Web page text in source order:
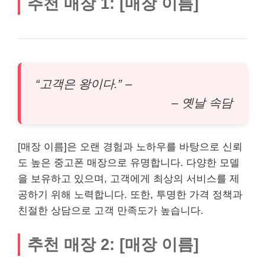
“고객은 왕이다.” –
– 옛날 속담
[매장 이름]은 오랜 경험과 노하우를 바탕으로 신뢰
도 높은 중고폰 매장으로 유명합니다. 다양한 모델
을 보유하고 있으며, 고객에게 최상의 서비스를 제
공하기 위해 노력합니다. 또한, 투명한 가격 정책과
친절한 상담으로 고객 만족도가 높습니다.
추천 매장 2: [매장 이름]